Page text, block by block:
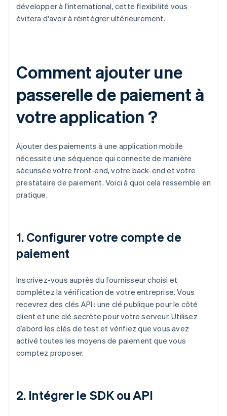
développer à l'international, cette flexibilité vous
évitera d'avoir à réintégrer ultérieurement.
Comment ajouter une
passerelle de paiement à
votre application ?
Ajouter des paiements à une application mobile
nécessite une séquence qui connecte de manière
sécurisée votre front-end, votre back-end et votre
prestataire de paiement. Voici à quoi cela ressemble en
pratique.
1. Configurer votre compte de
paiement
Inscrivez-vous auprès du fournisseur choisi et
complétez la vérification de votre entreprise. Vous
recevrez des clés API : une clé publique pour le côté
client et une clé secrète pour votre serveur. Utilisez
d’abord les clés de test et vérifiez que vous avez
activé toutes les moyens de paiement que vous
comptez proposer.
2. Intégrer le SDK ou API